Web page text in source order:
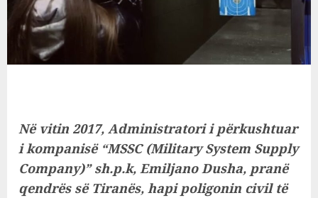
Në vitin 2017, Administratori i përkushtuar
i kompanisë “MSSC (Military System Supply
Company)” sh.p.k, Emiljano Dusha, pranë
qendrës së Tiranës, hapi poligonin civil të